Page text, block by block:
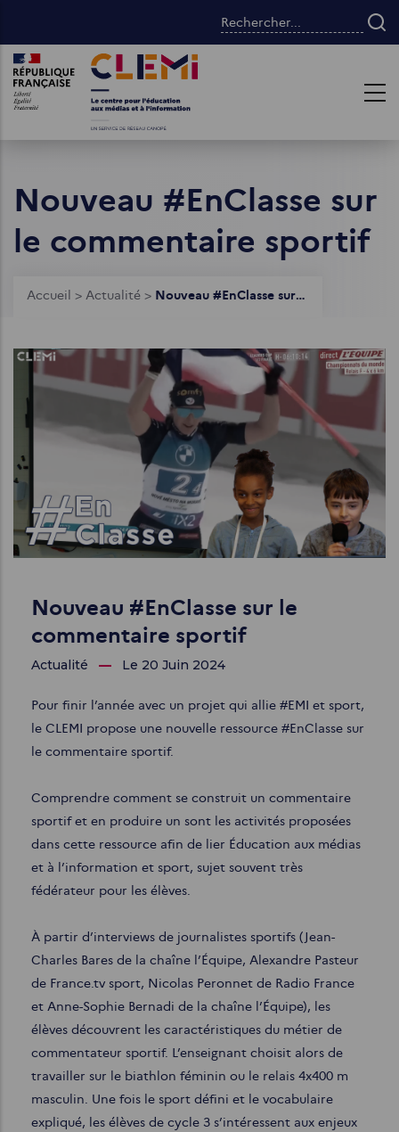
contenu
principal
Rechercher...
Images Images
Nouveau #EnClasse sur
le commentaire sportif
Fil
Accueil > Actualité > Nouveau #EnClasse sur le commentaire sportif
Nouveau #EnClasse sur le
commentaire sportif
Actualité Le 20 Juin 2024
Pour finir l’année avec un projet qui allie #EMI et sport,
le CLEMI propose une nouvelle ressource #EnClasse sur
le commentaire sportif.
Comprendre comment se construit un commentaire
sportif et en produire un sont les activités proposées
dans cette ressource afin de lier Éducation aux médias
et à l’information et sport, sujet souvent très
fédérateur pour les élèves.
À partir d’interviews de journalistes sportifs (Jean-
Charles Bares de la chaîne l’Équipe, Alexandre Pasteur
de France.tv sport, Nicolas Peronnet de Radio France
et Anne-Sophie Bernadi de la chaîne l’Équipe), les
élèves découvrent les caractéristiques du métier de
commentateur sportif. L’enseignant choisit alors de
travailler sur le biathlon féminin ou le relais 4x400 m
masculin. Une fois le sport défini et le vocabulaire
expliqué, les élèves de cycle 3 s’intéressent aux enjeux